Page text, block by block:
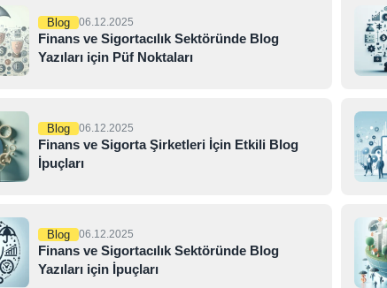
Blog 06.12.2025
Finans ve Sigortacılık Sektöründe Blog
Yazıları için Püf Noktaları
Blog 06.12.2025
Finans ve Sigorta Şirketleri İçin Etkili Blog
İpuçları
Blog 06.12.2025
Finans ve Sigortacılık Sektöründe Blog
Yazıları için İpuçları